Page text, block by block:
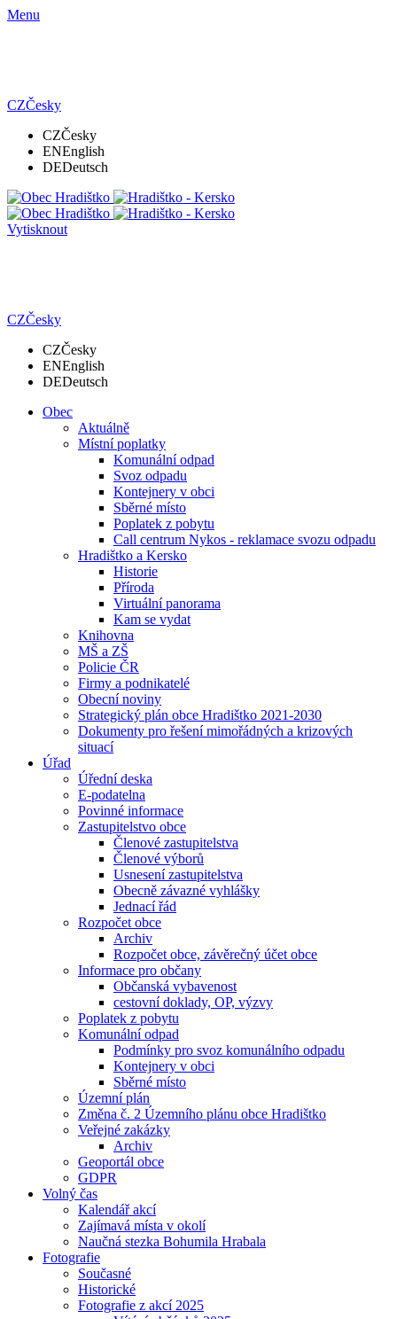
Menu
CZČesky
CZČesky
ENEnglish
DEDeutsch
Vytisknout
CZČesky
CZČesky
ENEnglish
DEDeutsch
Obec
Aktuálně
Místní poplatky
Komunální odpad
Svoz odpadu
Kontejnery v obci
Sběrné místo
Poplatek z pobytu
Call centrum Nykos - reklamace svozu odpadu
Hradištko a Kersko
Historie
Příroda
Virtuální panorama
Kam se vydat
Knihovna
MŠ a ZŠ
Policie ČR
Firmy a podnikatelé
Obecní noviny
Strategický plán obce Hradištko 2021-2030
Dokumenty pro řešení mimořádných a krizových
situací
Úřad
Úřední deska
E-podatelna
Povinné informace
Zastupitelstvo obce
Členové zastupitelstva
Členové výborů
Usnesení zastupitelstva
Obecně závazné vyhlášky
Jednací řád
Rozpočet obce
Archiv
Rozpočet obce, závěrečný účet obce
Informace pro občany
Občanská vybavenost
cestovní doklady, OP, výzvy
Poplatek z pobytu
Komunální odpad
Podmínky pro svoz komunálního odpadu
Kontejnery v obci
Sběrné místo
Územní plán
Změna č. 2 Územního plánu obce Hradištko
Veřejné zakázky
Archiv
Geoportál obce
GDPR
Volný čas
Kalendář akcí
Zajímavá místa v okolí
Naučná stezka Bohumila Hrabala
Fotografie
Současné
Historické
Fotografie z akcí 2025